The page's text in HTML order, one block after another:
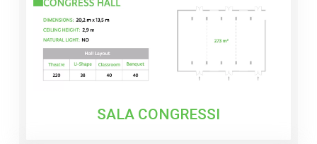
SALA CONGRESSI